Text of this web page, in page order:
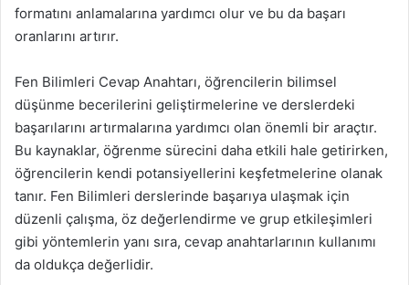
formatını anlamalarına yardımcı olur ve bu da başarı
oranlarını artırır.
Fen Bilimleri Cevap Anahtarı, öğrencilerin bilimsel
düşünme becerilerini geliştirmelerine ve derslerdeki
başarılarını artırmalarına yardımcı olan önemli bir araçtır.
Bu kaynaklar, öğrenme sürecini daha etkili hale getirirken,
öğrencilerin kendi potansiyellerini keşfetmelerine olanak
tanır. Fen Bilimleri derslerinde başarıya ulaşmak için
düzenli çalışma, öz değerlendirme ve grup etkileşimleri
gibi yöntemlerin yanı sıra, cevap anahtarlarının kullanımı
da oldukça değerlidir.